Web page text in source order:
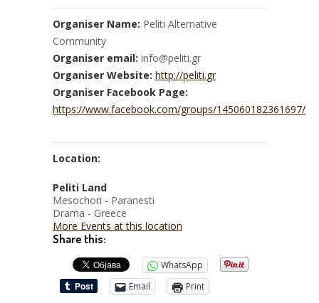
Organiser Name: Peliti Alternative
Community
Organiser email: info@peliti.gr
Organiser Website: http://peliti.gr
Organiser Facebook Page:
https://www.facebook.com/groups/145060182361697/
Location:
Peliti Land
Mesochori - Paranesti
Drama - Greece
More Events at this location
Share this:
WhatsApp
Email
Print